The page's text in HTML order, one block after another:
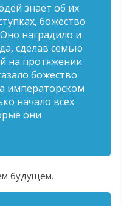
знает об их
божество
наградило и
сделав семью
на протяжении
божество
императорском
начало всех
они
будущем.